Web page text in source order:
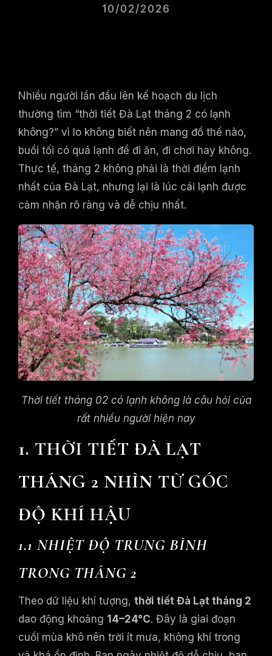
10/02/2026
Nhiều người lần đầu lên kế hoạch du lịch
thường tìm “thời tiết Đà Lạt tháng 2 có lạnh
không?” vì lo không biết nên mang đồ thế nào,
buổi tối có quá lạnh để đi ăn, đi chơi hay không.
Thực tế, tháng 2 không phải là thời điểm lạnh
nhất của Đà Lạt, nhưng lại là lúc cái lạnh được
cảm nhận rõ ràng và dễ chịu nhất.
Thời tiết tháng 02 có lạnh không là câu hỏi của
rất nhiều người hiện nay
1. THỜI TIẾT ĐÀ LẠT
THÁNG 2 NHÌN TỪ GÓC
ĐỘ KHÍ HẬU
1.1 NHIỆT ĐỘ TRUNG BÌNH
TRONG THÁNG 2
Theo dữ liệu khí tượng, thời tiết Đà Lạt tháng 2
dao động khoảng 14–24°C. Đây là giai đoạn
cuối mùa khô nên trời ít mưa, không khí trong